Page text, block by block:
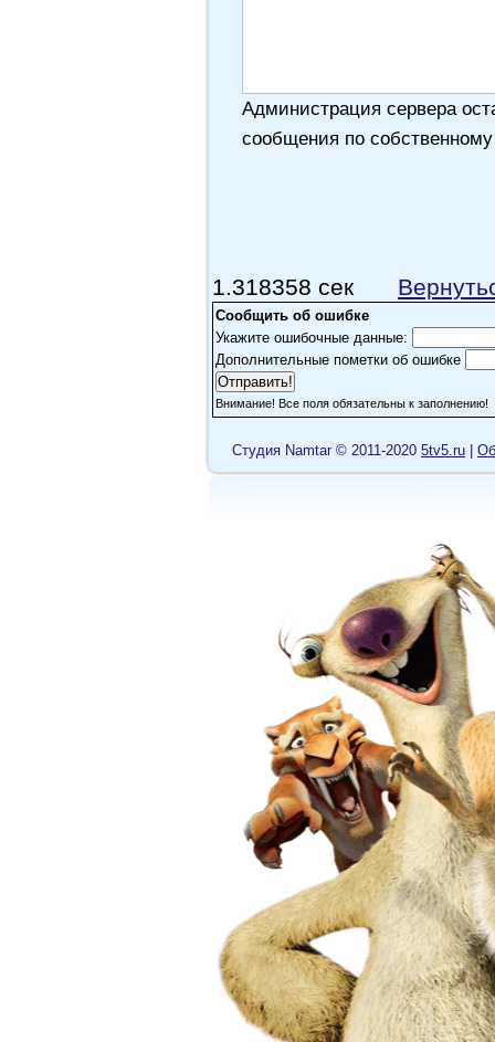
Администрация сервера
сообщения по
1.318358 сек
Сообщить об ошибке
Укажите ошибочные данные:
Дополнительные пометки об ошибке
Внимание! Все поля обязательны к заполнению!
Cтудия Namtar © 2011-2020 5tv5.ru